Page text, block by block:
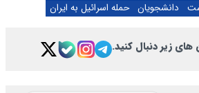
دانشجویان حمله اسرائیل به ایران
های زیر دنبال کنید.